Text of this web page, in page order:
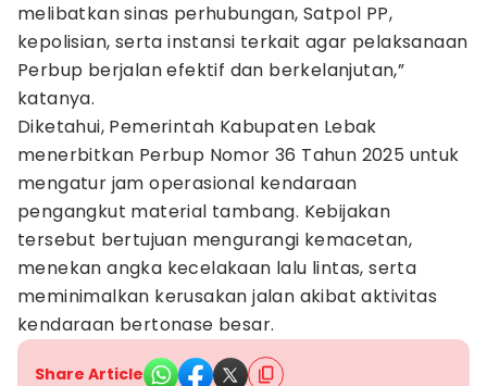
melibatkan sinas perhubungan, Satpol PP,
kepolisian, serta instansi terkait agar pelaksanaan
Perbup berjalan efektif dan berkelanjutan,”
katanya.
Diketahui, Pemerintah Kabupaten Lebak
menerbitkan Perbup Nomor 36 Tahun 2025 untuk
mengatur jam operasional kendaraan
pengangkut material tambang. Kebijakan
tersebut bertujuan mengurangi kemacetan,
menekan angka kecelakaan lalu lintas, serta
meminimalkan kerusakan jalan akibat aktivitas
kendaraan bertonase besar.
Share Article